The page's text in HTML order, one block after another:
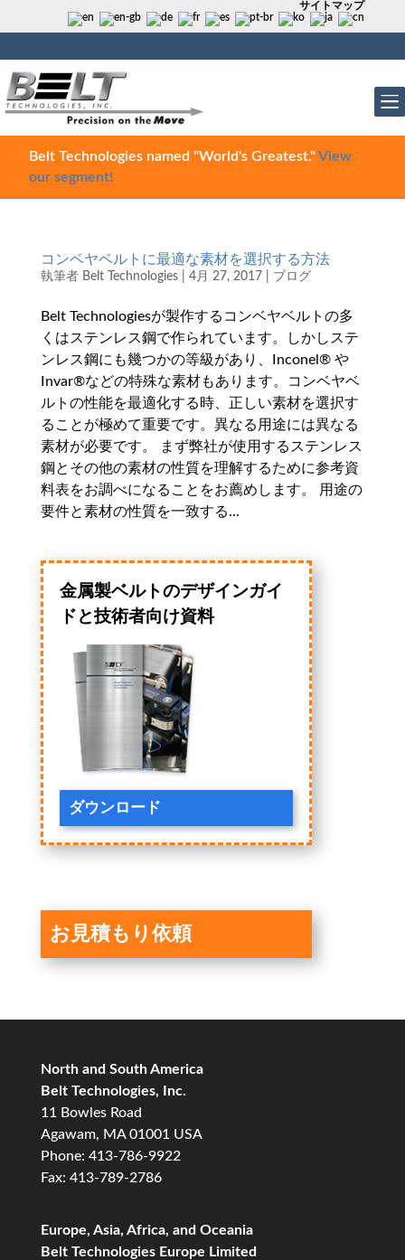
サイトマップ
Belt Technologies named "World's Greatest."View
our segment!
コンベヤベルトに最適な素材を選択する方法
執筆者 Belt Technologies| 4月 27, 2017 ブログ
Belt Technologiesが製作するコンベヤベルトの多
くはステンレス鋼で作られています。しかしステ
ンレス鋼にも幾つかの等級があり、Inconel® や
Invar®などの特殊な素材もあります。コンベヤベ
ルトの性能を最適化する時、正しい素材を選択す
ることが極めて重要です。異なる用途には異なる
素材が必要です。 まず弊社が使用するステンレス
鋼とその他の素材の性質を理解するために参考資
料表をお調べになることをお薦めします。 用途の
要件と素材の性質を一致する...
金属製ベルトのデザインガイ
ドと技術者向け資料
ダウンロード
お見積もり依頼
North and South America
Belt Technologies, Inc.
11 Bowles Road
Agawam, MA 01001 USA
Phone: 413-786-9922
Fax: 413-789-2786
Europe, Asia, Africa, and Oceania
Belt Technologies Europe Limited